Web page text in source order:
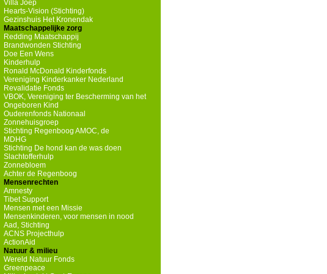
Villa Joep
Hearts-Vision (Stichting)
Gezinshuis Het Kronendak
Maatschappelijke zorg
Redding Maatschappij
Brandwonden Stichting
Doe Een Wens
Kinderhulp
Ronald McDonald Kinderfonds
Vereniging Kinderkanker Nederland
Revalidatie Fonds
VBOK, Vereniging ter Bescherming van het
Ongeboren Kind
Ouderenfonds Nationaal
Zonnehuisgroep
Stichting Regenboog AMOC, de
MDHG
Stichting De hond kan de was doen
Slachtofferhulp
Zonnebloem
Achter de Regenboog
Mensenrechten
Amnesty
Tibet Support
Mensen met een Missie
Mensenkinderen, voor mensen in nood
Aad, Stichting
ACNS Projecthulp
ActionAid
Natuur & milieu
Wereld Natuur Fonds
Greenpeace